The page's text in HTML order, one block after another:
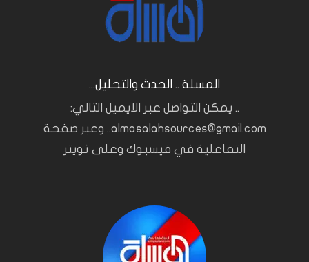
المسلة .. الحدث والتحليل...
.. يمكن التواصل عبر الايميل التالي:
almasalahsources@gmail.com.. وعبر صفحة
التفاعلية في فيسبوك وعلى تويتر